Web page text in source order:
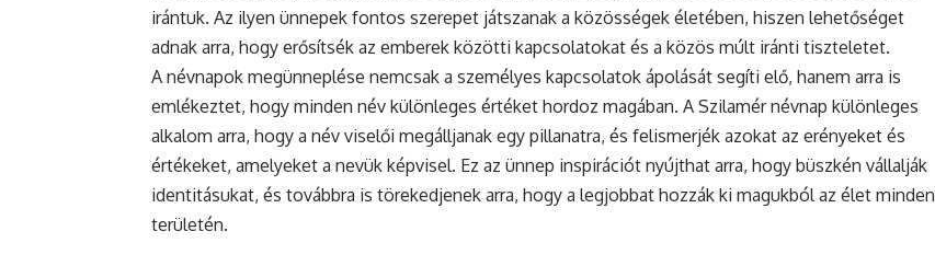
irántuk. Az ilyen ünnepek fontos szerepet játszanak a közösségek életében, hiszen lehetőséget
adnak arra, hogy erősítsék az emberek közötti kapcsolatokat és a közös múlt iránti tiszteletet.
A névnapok megünneplése nemcsak a személyes kapcsolatok ápolását segíti elő, hanem arra is
emlékeztet, hogy minden név különleges értéket hordoz magában. A Szilamérnévnap különleges
alkalom arra, hogy a név viselői megálljanak egy pillanatra, és felismerjék azokat az erényeket és
értékeket, amelyeket a nevük képvisel. Ez az ünnep inspirációt nyújthat arra, hogy büszkén vállalják
identitásukat, és továbbra is törekedjenek arra, hogy a legjobbat hozzák ki magukból az élet minden
területén.